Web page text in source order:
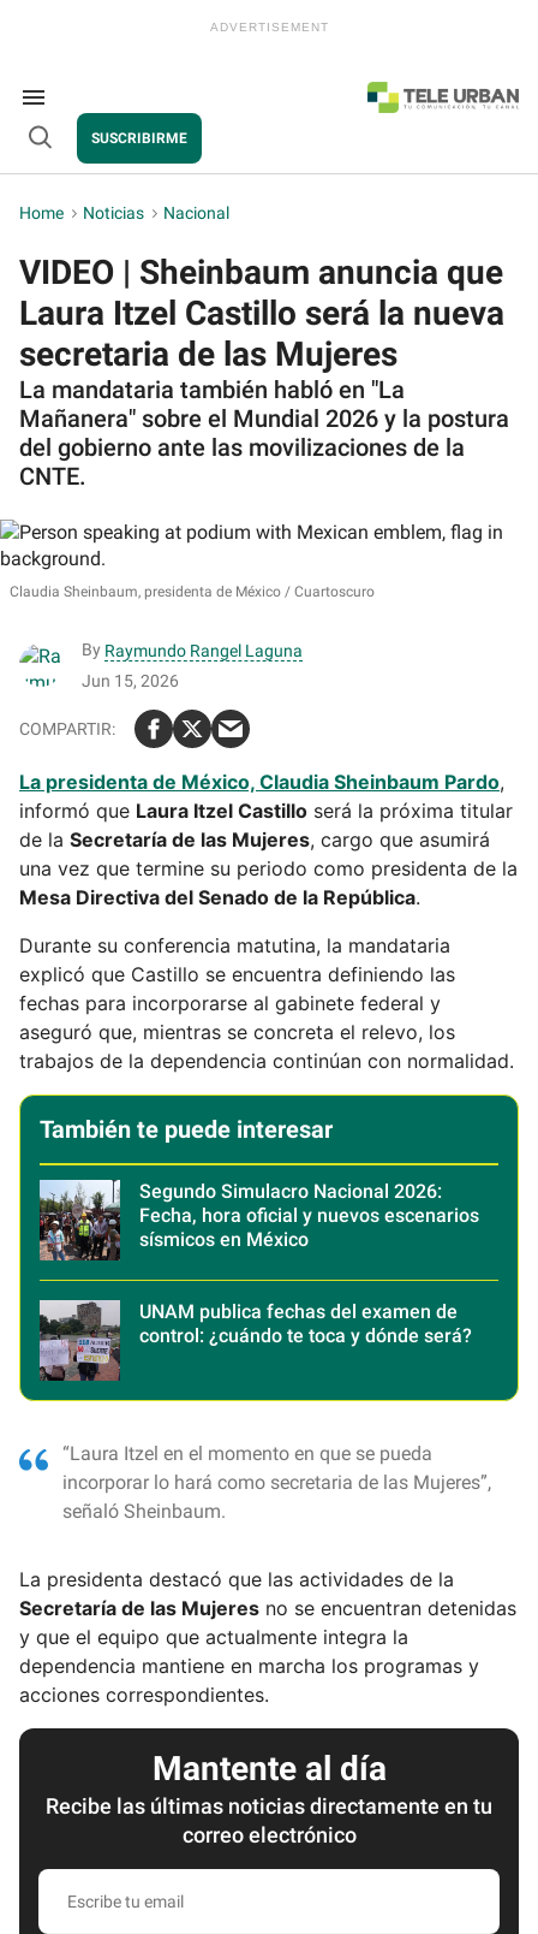
Search
&
Section
Navigation
Open
SUSCRIBIRME
Home > Noticias > Nacional
VIDEO | Sheinbaum anuncia que
Laura Itzel Castillo será la nueva
secretaria de las Mujeres
La mandataria también habló en "La
Mañanera" sobre el Mundial 2026 y la postura
del gobierno ante las movilizaciones de la
CNTE.
Claudia Sheinbaum, presidenta de México Cuartoscuro
By Raymundo Rangel Laguna
Jun 15, 2026
La presidenta de México, Claudia Sheinbaum Pardo,
informó que Laura Itzel Castillo será la próxima titular
de la Secretaría de las Mujeres, cargo que asumirá
una vez que termine su periodo como presidenta de la
Mesa Directiva del Senado de la República.
Durante su conferencia matutina, la mandataria
explicó que Castillo se encuentra definiendo las
fechas para incorporarse al gabinete federal y
aseguró que, mientras se concreta el relevo, los
trabajos de la dependencia continúan con normalidad.
También te puede interesar
Segundo Simulacro Nacional 2026:
Fecha, hora oficial y nuevos escenarios
sísmicos en México
UNAM publica fechas del examen de
control: ¿cuándo te toca y dónde será?
“Laura Itzel en el momento en que se pueda
incorporar lo hará como secretaria de las Mujeres”,
señaló Sheinbaum.
La presidenta destacó que las actividades de la
Secretaría de las Mujeres no se encuentran detenidas
y que el equipo que actualmente integra la
dependencia mantiene en marcha los programas y
acciones correspondientes.
Mantente al día
Recibe las últimas noticias directamente en tu
correo electrónico
E